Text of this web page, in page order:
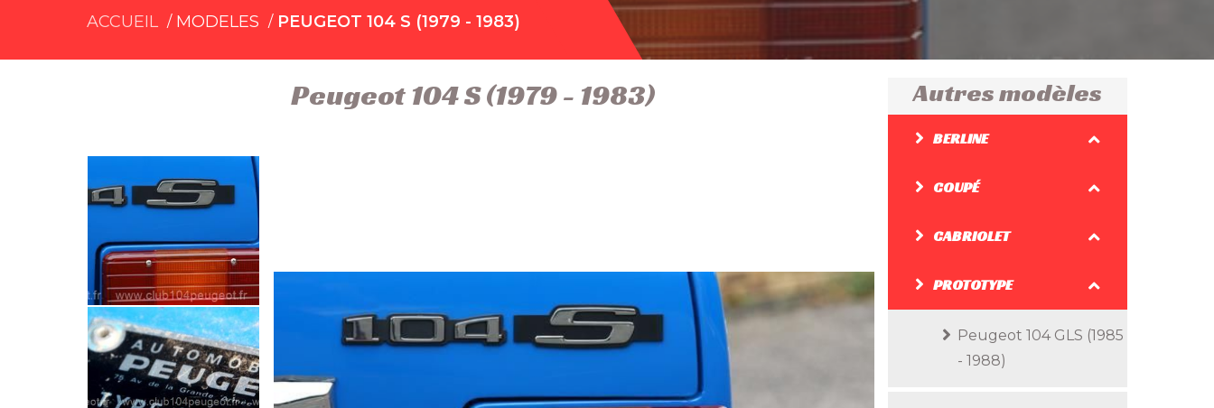
ACCUEIL MODELES PEUGEOT 104 S (1979 - 1983)
Peugeot 104 S (1979 - 1983) Autres modèles
BERLINE
COUPÉ
CABRIOLET
PROTOTYPE
Peugeot 104 GLS (1985
- 1988)